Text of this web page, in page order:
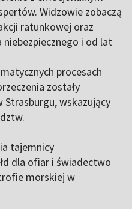
Widzowie zobaczą
ratunkowej oraz
i od lat
procesach
zostały
Strasburgu, wskazujący
tajemnicy
dla ofiar i świadectwo
morskiej w